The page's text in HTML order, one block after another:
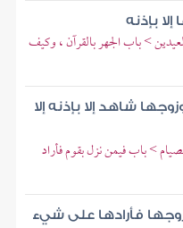
بإذنه
> باب الجهر بالقرآن ، وكيف
شاهد إلا بإذنه إلا
> باب فيمن نزل بقوم فأراد
زوجها فأرادها على شيء